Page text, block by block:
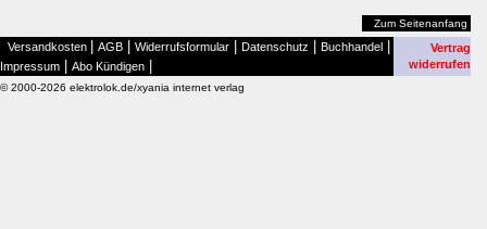
Zum Seitenanfang
Versandkosten AGB Widerrufsformular Datenschutz Buchhandel
Impressum Abo Kündigen
Vertrag
widerrufen
© 2000-2026 elektrolok.de/xyania internet verlag